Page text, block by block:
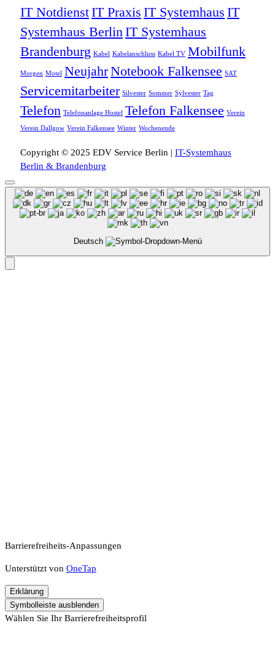
IT NotdienstIT Praxis IT Systemhaus IT
Systemhaus BerlinIT Systemhaus
Brandenburg Kabel Kabelanschluss Kabel TV Mobilfunk
Morgen Motel NeujahrNotebook Falkensee SAT
Servicemitarbeiter Silvester Sommer Sylvester Tag
Telefon Telefonanlage Hostel Telefon Falkensee Verein
Verein Dallgow Verein Falkensee Winter Wochenende
Copyright © 2025 EDV Service Berlin | IT-Systemhaus
Berlin & Brandenburg
Deutsch
Barrierefreiheits-Anpassungen
Unterstützt von OneTap
Erklärung
Symbolleiste ausblenden
Wählen Sie Ihr Barrierefreiheitsprofil